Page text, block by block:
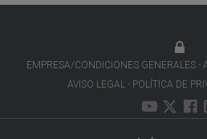
EMPRESA/CONDICIONES GENERALES
AVISO LEGAL
POLÍTICA DE